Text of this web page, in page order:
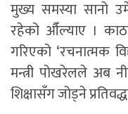
मुख्य समस्या सानो
रहेको औँल्याए ।
गरिएको ‘रचनात्मक
मन्त्री पोखरेलले अब
शिक्षासँग जोड्ने